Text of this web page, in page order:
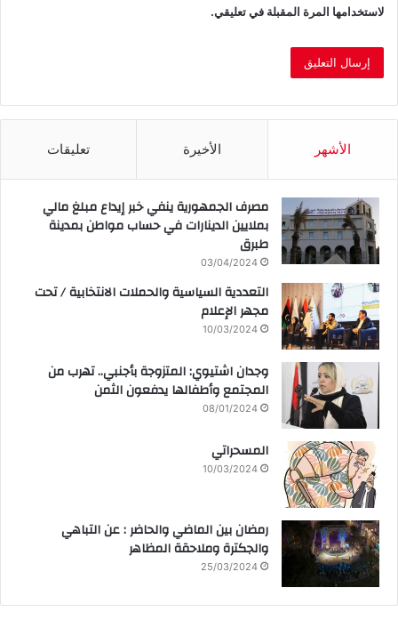
لاستخدامها المرة المقبلة في تعليقي.
الأشهر الأخيرة تعليقات
مصرف الجمهورية ينفي خبر إيداع مبلغ مالي
بملايين الدينارات في حساب مواطن بمدينة
طبرق
03/04/2024
التعددية السياسية والحملات الانتخابية / تحت
مجهر الإعلام
10/03/2024
وجدان اشتيوي: المتزوجة بأجنبي.. تهرب من
المجتمع وأطفالها يدفعون الثمن
08/01/2024
المسحراتي
10/03/2024
رمضان بين الماضي والحاضر : عن التباهي
والجكترة وملاحقة المظاهر
25/03/2024